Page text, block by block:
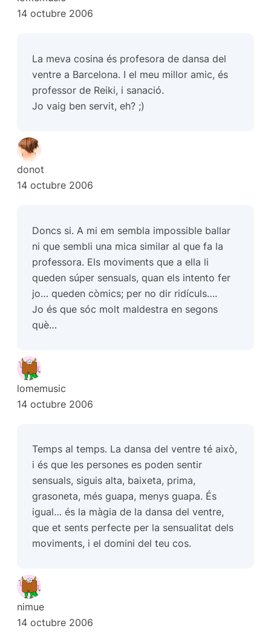
14 octubre 2006
La meva cosina és profesora de dansa del
ventre a Barcelona. I el meu millor amic, és
professor de Reiki, i sanació.
Jo vaig ben servit, eh? ;)
donot
14 octubre 2006
Doncs si. A mi em sembla impossible ballar
ni que sembli una mica similar al que fa la
professora. Els moviments que a ella li
queden súper sensuals, quan els intento fer
jo… queden còmics; per no dir ridículs….
Jo és que sóc molt maldestra en segons
què…
lomemusic
14 octubre 2006
Temps al temps. La dansa del ventre té això,
i és que les persones es poden sentir
sensuals, siguis alta, baixeta, prima,
grasoneta, més guapa, menys guapa. És
igual… és la màgia de la dansa del ventre,
que et sents perfecte per la sensualitat dels
moviments, i el domini del teu cos.
nimue
14 octubre 2006